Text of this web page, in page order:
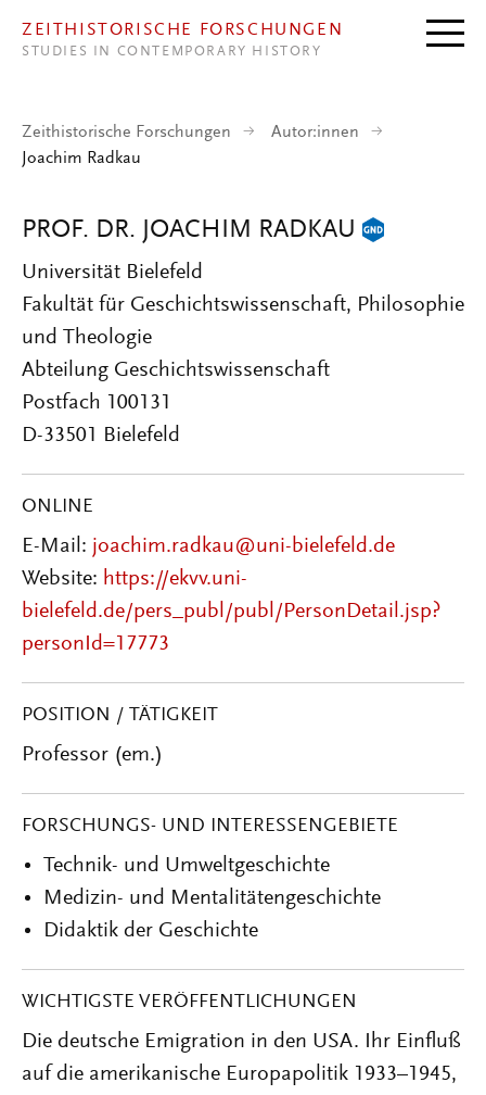
ZEITHISTORISCHE FORSCHUNGEN
STUDIES IN CONTEMPORARY HISTORY
Zeithistorische Forschungen
Autor:innen
Joachim Radkau
PROF. DR. JOACHIM RADKAU
Universität Bielefeld
Fakultät für Geschichtswissenschaft, Philosophie
und Theologie
Abteilung Geschichtswissenschaft
Postfach 100131
D-33501 Bielefeld
ONLINE
E-Mail: joachim.radkau@uni-bielefeld.de
Website: https://ekvv.uni-
bielefeld.de/pers_publ/publ/PersonDetail.jsp?
personId=17773
POSITION / TÄTIGKEIT
Professor (em.)
FORSCHUNGS- UND INTERESSENGEBIETE
Technik- und Umweltgeschichte
Medizin- und Mentalitätengeschichte
Didaktik der Geschichte
WICHTIGSTE VERÖFFENTLICHUNGEN
Die deutsche Emigration in den USA. Ihr Einfluß
auf die amerikanische Europapolitik 1933–1945,